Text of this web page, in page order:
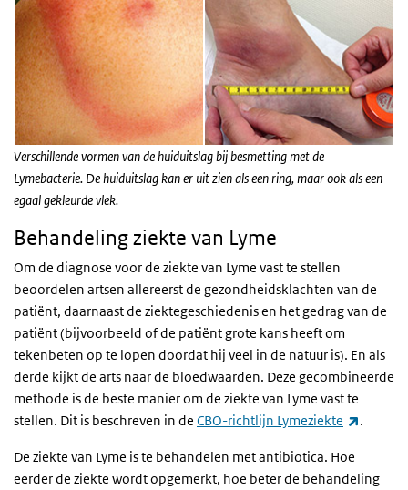
Verschillende vormen van de huiduitslag bij besmetting met de
Lymebacterie. De huiduitslag kan er uit zien als een ring, maar ook als een
egaal gekleurde vlek.
Behandeling ziekte van Lyme
Om de diagnose voor de ziekte van Lyme vast te stellen
beoordelen artsen allereerst de gezondheidsklachten van de
patiënt, daarnaast de ziektegeschiedenis en het gedrag van de
patiënt (bijvoorbeeld of de patiënt grote kans heeft om
tekenbeten op te lopen doordat hij veel in de natuur is). En als
derde kijkt de arts naar de bloedwaarden. Deze gecombineerde
methode is de beste manier om de ziekte van Lyme vast te
stellen. Dit is beschreven in de CBO-richtlijn Lymeziekte .
De ziekte van Lyme is te behandelen met antibiotica. Hoe
eerder de ziekte wordt opgemerkt, hoe beter de behandeling